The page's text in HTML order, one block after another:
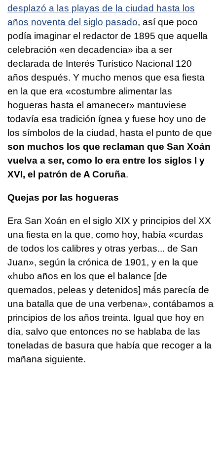
desplazó a las playas de la ciudad hasta los
años noventa del siglo pasado, así que poco
podía imaginar el redactor de 1895 que aquella
celebración «en decadencia» iba a ser
declarada de Interés Turístico Nacional 120
años después. Y mucho menos que esa fiesta
en la que era «costumbre alimentar las
hogueras hasta el amanecer» mantuviese
todavía esa tradición ígnea y fuese hoy uno de
los símbolos de la ciudad, hasta el punto de que
son muchos los que reclaman que San Xoán
vuelva a ser, como lo era entre los siglos I y
XVI, el patrón de A Coruña.
Quejas por las hogueras
Era San Xoán en el siglo XIX y principios del XX
una fiesta en la que, como hoy, había «curdas
de todos los calibres y otras yerbas... de San
Juan», según la crónica de 1901, y en la que
«hubo años en los que el balance [de
quemados, peleas y detenidos] más parecía de
una batalla que de una verbena», contábamos a
principios de los años treinta. Igual que hoy en
día, salvo que entonces no se hablaba de las
toneladas de basura que había que recoger a la
mañana siguiente.